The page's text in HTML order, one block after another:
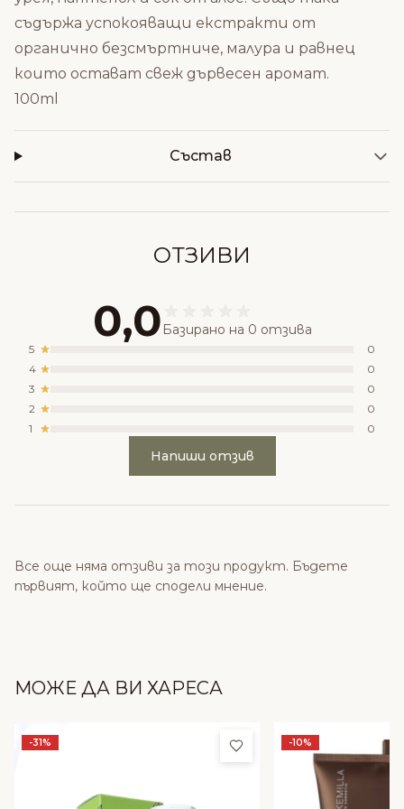
съдържа успокояващи екстракти от
органично безсмъртниче, малура и равнец
които остават свеж дървесен аромат.
100ml
Състав
ОТЗИВИ
0,0 Базирано на 0 отзива
5
0
4
0
3
0
2
0
1
0
Напиши отзив
Все още няма отзиви за този продукт. Бъдете
първият, който ще сподели мнение.
МОЖЕ ДА ВИ ХАРЕСА
-31% Добави в любими
-10%